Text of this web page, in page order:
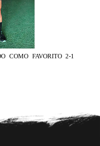
COMO FAVORITO 2-1